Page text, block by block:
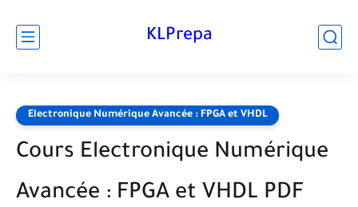
KLPrepa
Electronique Numérique Avancée : FPGA et VHDL
Cours Electronique Numérique
Avancée : FPGA et VHDL PDF